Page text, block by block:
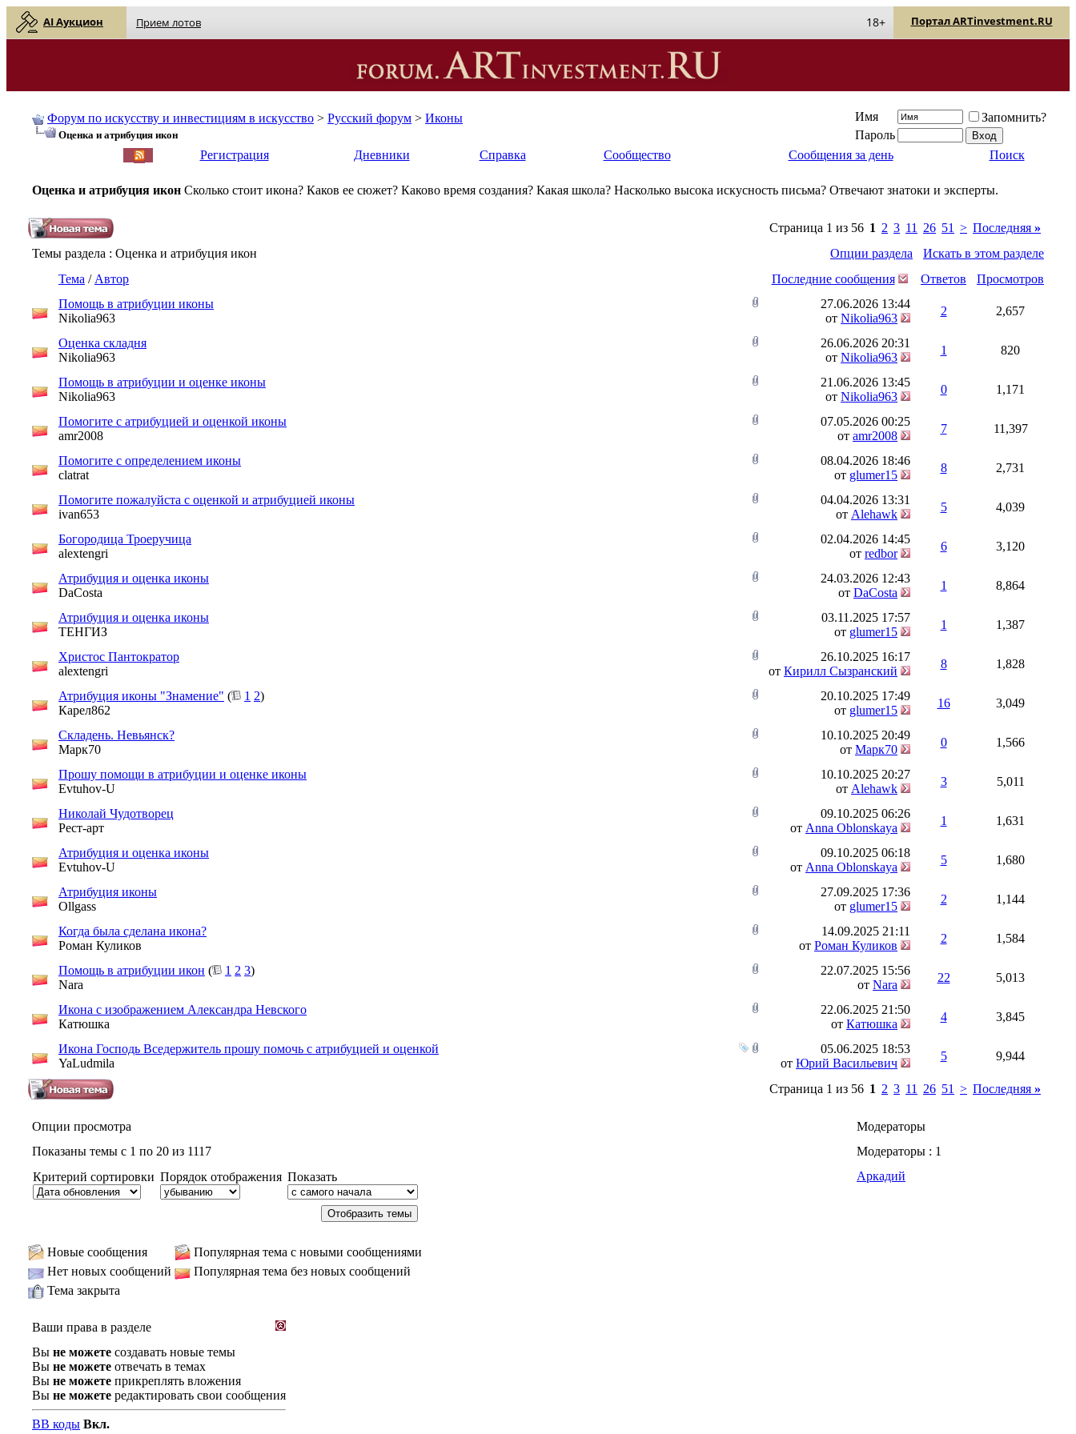
AI Аукцион Прием лотов Портал ARTinvestment.RU
18+
Форум по искусству и инвестициям в искусство > Русский форум > Иконы
Оценка и атрибуция икон
Имя
Запомнить?
Пароль
Регистрация Дневники Справка Сообщество Сообщения за день Поиск
Оценка и атрибуция икон Сколько стоит икона? Каков ее сюжет? Каково время создания? Какая школа? Насколько высока искусность письма? Отвечают знатоки и эксперты.
Страница 1 из 56 1 2 3 11 26 51 > Последняя »
Темы раздела : Оценка и атрибуция икон Опции раздела
Искать в этом разделе
Тема / Автор Последние сообщения Ответов
Просмотров
Помощь в атрибуции иконы
Nikolia963
27.06.2026 13:44
от Nikolia963
2 2,657
Оценка складня
Nikolia963
26.06.2026 20:31
от Nikolia963
1 820
Помощь в атрибуции и оценке иконы
Nikolia963
21.06.2026 13:45
от Nikolia963
0 1,171
Помогите с атрибуцией и оценкой иконы
amr2008
07.05.2026 00:25
от amr2008
7 11,397
Помогите с определением иконы
clatrat
08.04.2026 18:46
от glumer15
8 2,731
Помогите пожалуйста с оценкой и атрибуцией иконы
ivan653
04.04.2026 13:31
от Alehawk
5 4,039
Богородица Троеручица
alextengri
02.04.2026 14:45
от redbor
6 3,120
Атрибуция и оценка иконы
DaCosta
24.03.2026 12:43
от DaCosta
1 8,864
Атрибуция и оценка иконы
ТЕНГИЗ
03.11.2025 17:57
от glumer15
1 1,387
Христос Пантократор
alextengri
26.10.2025 16:17
от Кирилл Сызранский
8 1,828
Атрибуция иконы "Знамение" ( 1 2)
Карел862
20.10.2025 17:49
от glumer15
16 3,049
Складень. Невьянск?
Марк70
10.10.2025 20:49
от Марк70
0 1,566
Прошу помощи в атрибуции и оценке иконы
Evtuhov-U
10.10.2025 20:27
от Alehawk
3 5,011
Николай Чудотворец
Рест-арт
09.10.2025 06:26
от Anna Oblonskaya
1 1,631
Атрибуция и оценка иконы
Evtuhov-U
09.10.2025 06:18
от Anna Oblonskaya
5 1,680
Атрибуция иконы
Ollgass
27.09.2025 17:36
от glumer15
2 1,144
Когда была сделана икона?
Роман Куликов
14.09.2025 21:11
от Роман Куликов
2 1,584
Помощь в атрибуции икон ( 1 2 3)
Nara
22.07.2025 15:56
от Nara
22 5,013
Икона с изображением Александра Невского
Катюшка
22.06.2025 21:50
от Катюшка
4 3,845
Икона Господь Вседержитель прошу помочь с атрибуцией и оценкой
YaLudmila
05.06.2025 18:53
от Юрий Васильевич
5 9,944
Страница 1 из 56 1 2 3 11 26 51 > Последняя »
Опции просмотра
Модераторы
Показаны темы с 1 по 20 из 1117
Модераторы : 1
Критерий сортировки Порядок отображения Показать Аркадий
Новые сообщения
Популярная тема с новыми сообщениями
Нет новых сообщений
Популярная тема без новых сообщений
Тема закрыта
Ваши права в разделе
Вы не можете создавать новые темы
Вы не можете отвечать в темах
Вы не можете прикреплять вложения
Вы не можете редактировать свои сообщения
BB коды Вкл.